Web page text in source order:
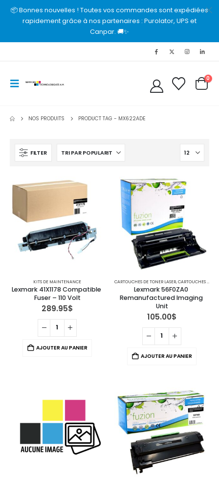
📦 Bonnes nouvelles ! Toutes vos commandes sont expédiées
rapidement grâce à nos partenaires : Purolator, UPS et
Canpar. 🚚✨
0
NOS PRODUITS PRODUCT TAG - MX622ADE
FILTER
KITS DE MAINTENANCE
Lexmark 41X1178 Compatible
Fuser – 110 Volt
289.95$
AJOUTER AU PANIER
CARTOUCHES DE TONER LASER,CARTOUCHES POUR IMPRIMANTES LEXMARK
Lexmark 56F0ZA0
Remanufactured Imaging
Unit
105.00$
AJOUTER AU PANIER